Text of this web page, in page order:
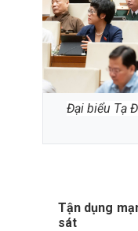
Đại biểu Tạ
Tận dụng
sát